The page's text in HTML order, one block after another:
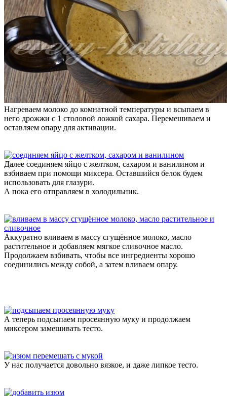
Нагреваем молоко до комнатной температуры и всыпаем в
него дрожжи с 1 столовой ложкой сахара. Перемешиваем и
оставляем опару для активации.
Далее соединяем яйцо с желтком, сахаром и ванилином и
взбиваем при помощи миксера. Оставшийся белок будем
использовать для глазури.
А пока его отправляем в холодильник.
Аккуратно вливаем в массу сгущённое молоко, масло
растительное и добавляем мягкое сливочное масло.
Продолжаем взбивать, чтобы все ингредиенты хорошо
соединились между собой, а затем вливаем опару.
А теперь подсыпаем просеянную муку и продолжаем
миксером замешивать тесто.
У нас получается довольно вязкое, и даже липкое тесто.